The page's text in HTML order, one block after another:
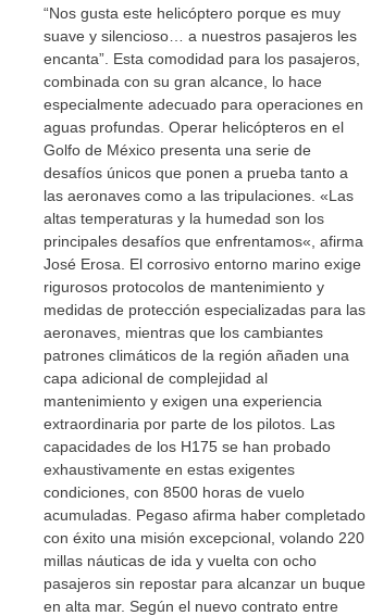
“Nos gusta este helicóptero porque es muy
suave y silencioso… a nuestros pasajeros les
encanta”. Esta comodidad para los pasajeros,
combinada con su gran alcance, lo hace
especialmente adecuado para operaciones en
aguas profundas. Operar helicópteros en el
Golfo de México presenta una serie de
desafíos únicos que ponen a prueba tanto a
las aeronaves como a las tripulaciones. «Las
altas temperaturas y la humedad son los
principales desafíos que enfrentamos«, afirma
José Erosa. El corrosivo entorno marino exige
rigurosos protocolos de mantenimiento y
medidas de protección especializadas para las
aeronaves, mientras que los cambiantes
patrones climáticos de la región añaden una
capa adicional de complejidad al
mantenimiento y exigen una experiencia
extraordinaria por parte de los pilotos. Las
capacidades de los H175 se han probado
exhaustivamente en estas exigentes
condiciones, con 8500 horas de vuelo
acumuladas. Pegaso afirma haber completado
con éxito una misión excepcional, volando 220
millas náuticas de ida y vuelta con ocho
pasajeros sin repostar para alcanzar un buque
en alta mar. Según el nuevo contrato entre